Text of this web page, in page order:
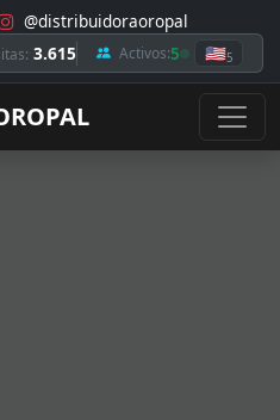
@distribuidoraoropal
3.615 Activos:5 🇺🇸5